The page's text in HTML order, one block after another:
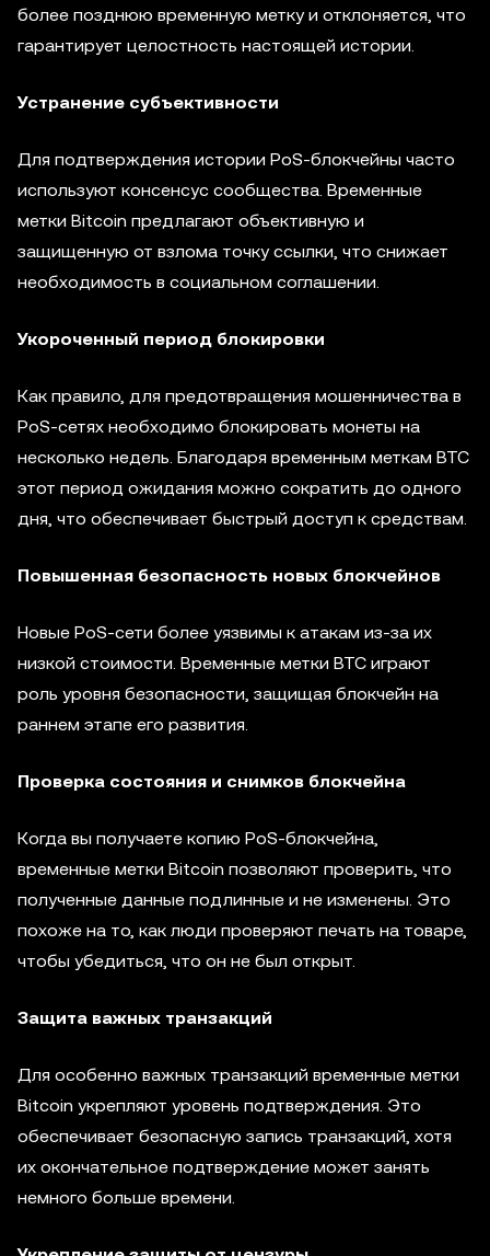
более позднюю временную метку и отклоняется, что
гарантирует целостность настоящей истории.
Устранение субъективности
Для подтверждения истории PoS-блокчейны часто
используют консенсус сообщества. Временные
метки Bitcoin предлагают объективную и
защищенную от взлома точку ссылки, что снижает
необходимость в социальном соглашении.
Укороченный период блокировки
Как правило, для предотвращения мошенничества в
PoS-сетях необходимо блокировать монеты на
несколько недель. Благодаря временным меткам BTC
этот период ожидания можно сократить до одного
дня, что обеспечивает быстрый доступ к средствам.
Повышенная безопасность новых блокчейнов
Новые PoS-сети более уязвимы к атакам из-за их
низкой стоимости. Временные метки BTC играют
роль уровня безопасности, защищая блокчейн на
раннем этапе его развития.
Проверка состояния и снимков блокчейна
Когда вы получаете копию PoS-блокчейна,
временные метки Bitcoin позволяют проверить, что
полученные данные подлинные и не изменены. Это
похоже на то, как люди проверяют печать на товаре,
чтобы убедиться, что он не был открыт.
Защита важных транзакций
Для особенно важных транзакций временные метки
Bitcoin укрепляют уровень подтверждения. Это
обеспечивает безопасную запись транзакций, хотя
их окончательное подтверждение может занять
немного больше времени.